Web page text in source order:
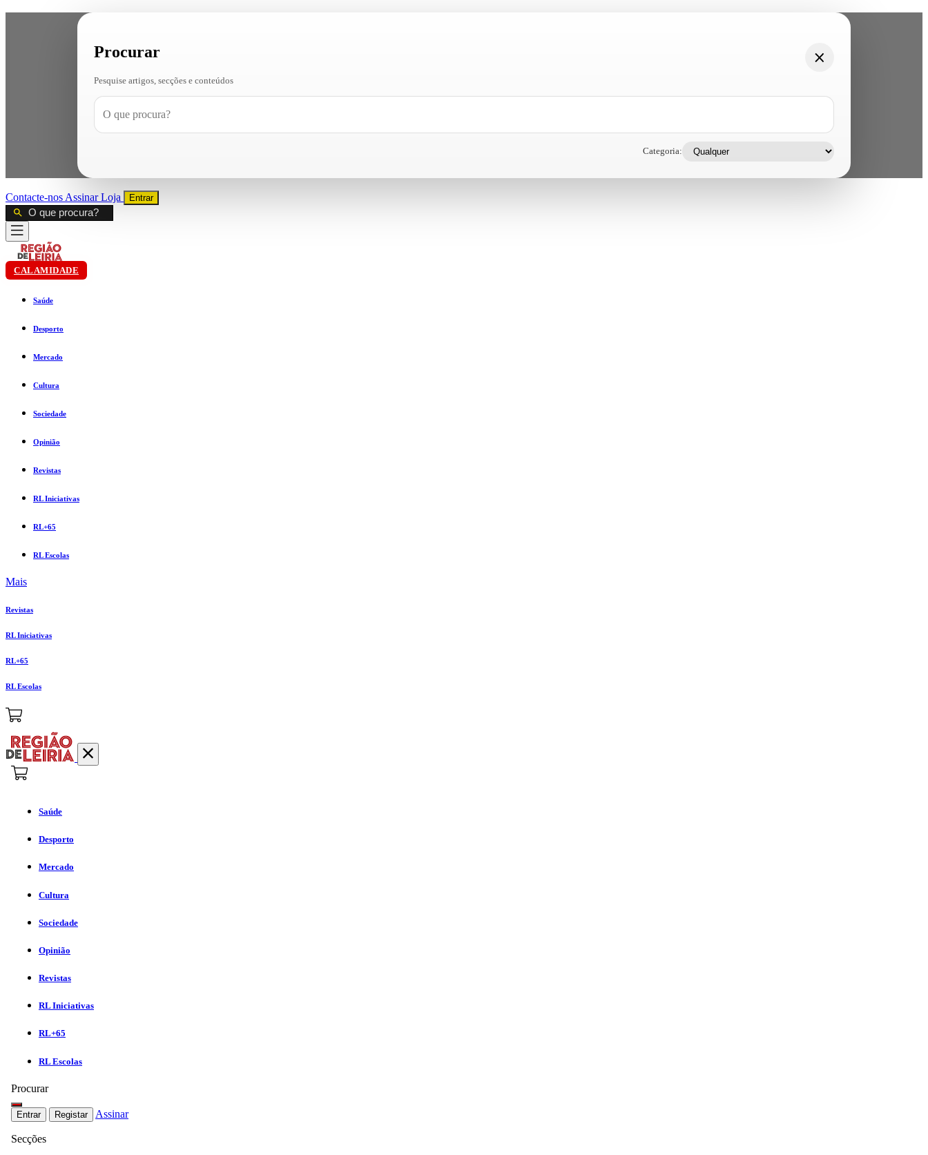
Procurar
Pesquise artigos, secções e conteúdos
Categoria:
Contacte-nos AssinarLoja Entrar
CALAMIDADE
Saúde
Desporto
Mercado
Cultura
Sociedade
Opinião
Revistas
RL Iniciativas
RL+65
RL Escolas
Mais
Revistas
RL Iniciativas
RL+65
RL Escolas
Saúde
Desporto
Mercado
Cultura
Sociedade
Opinião
Revistas
RL Iniciativas
RL+65
RL Escolas
Procurar
Entrar Registar Assinar
Secções